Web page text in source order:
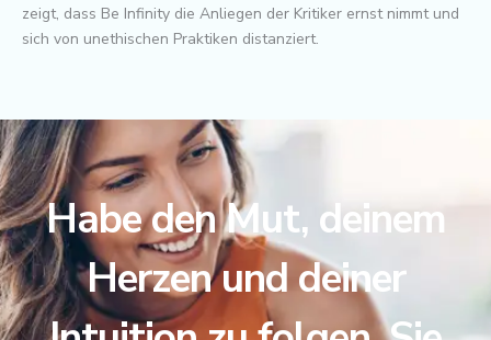
zeigt, dass Be Infinity die Anliegen der Kritiker ernst nimmt und
sich von unethischen Praktiken distanziert.
Habe den Mut, deinem
Herzen und deiner